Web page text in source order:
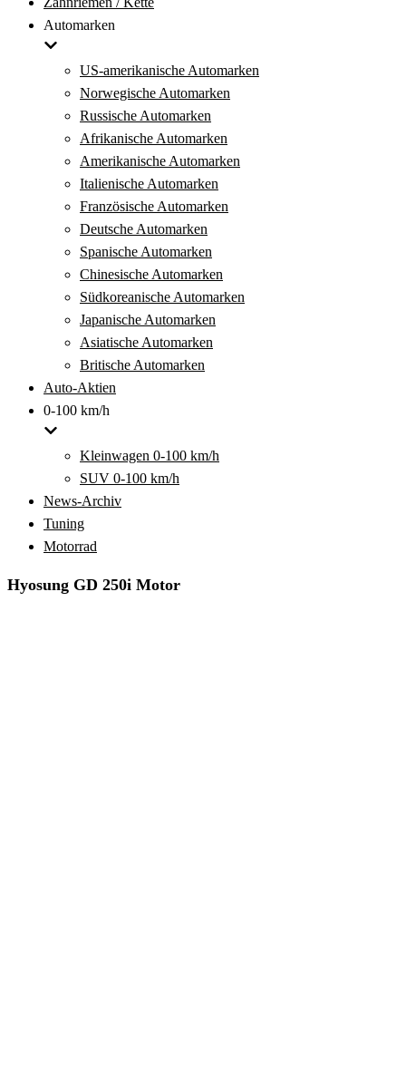
Automarken
US-amerikanische Automarken
Norwegische Automarken
Russische Automarken
Afrikanische Automarken
Amerikanische Automarken
Italienische Automarken
Französische Automarken
Deutsche Automarken
Spanische Automarken
Chinesische Automarken
Südkoreanische Automarken
Japanische Automarken
Asiatische Automarken
Britische Automarken
Auto-Aktien
0-100 km/h
Kleinwagen 0-100 km/h
SUV 0-100 km/h
News-Archiv
Tuning
Motorrad
Hyosung GD 250i Motor